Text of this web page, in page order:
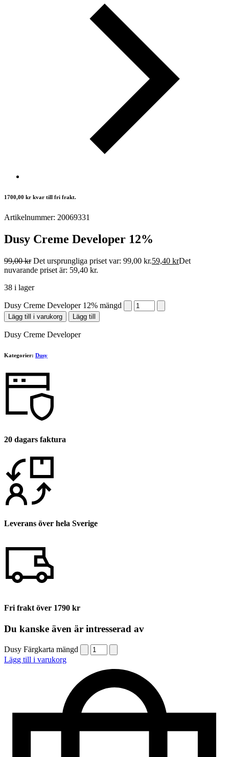
1700,00 kr kvar till fri frakt.
Artikelnummer: 20069331
Dusy Creme Developer 12%
99,00kr Det ursprungliga priset var: 99,00 kr.59,40 krDet
nuvarande priset är: 59,40 kr.
38 i lager
Dusy Creme Developer 12% mängd
Lägg till i varukorg Lägg till
Dusy Creme Developer
Kategorier: Dusy
20 dagars faktura
Leverans över hela Sverige
Fri frakt över 1790 kr
Du kanske även är intresserad av
Dusy Färgkarta mängd
Lägg till i varukorg